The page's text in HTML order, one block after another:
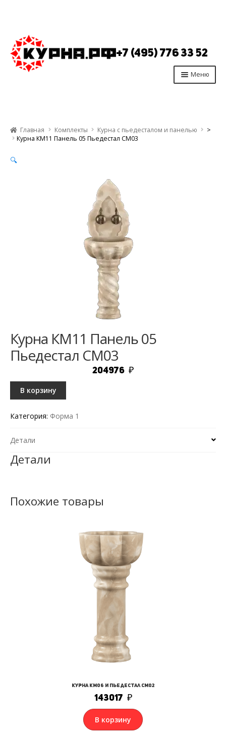
Перейти
к
навигации
Перейти
к
содержимому
+7 (495) 776 33 52
Меню
Производство
Главная Комплекты Курна с пьедесталом и панелью
>
Курна КМ11 Панель 05 Пьедестал СМ03
🔍
Курна КМ11 Панель 05
Пьедестал СМ03
204976 ₽
В корзину
Категория: Форма 1
Детали
Детали
Похожие товары
Курна КМ06 и Пьедестал СМ02
143017 ₽
В корзину